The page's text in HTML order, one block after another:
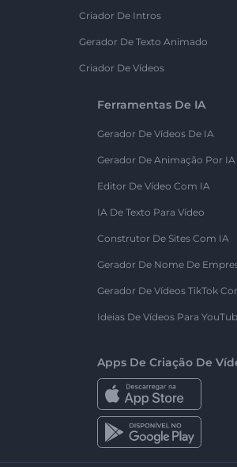
Criador De Intros
Gerador De Texto Animado
Criador De Vídeos
Ferramentas De IA
Gerador De Vídeos De IA
Gerador De Animação Por IA
Editor De Vídeo Com IA
IA De Texto Para Vídeo
Construtor De Sites Com IA
Gerador De Nome De
Gerador De Vídeos TikTok
Ideias De Vídeos Para
Apps De Criação De